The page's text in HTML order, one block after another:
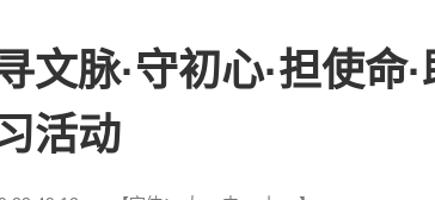
脉·守初心·担使命·
活动